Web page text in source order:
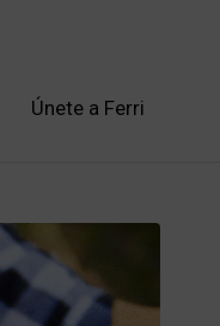
Únete a Ferri